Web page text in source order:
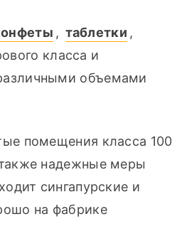
, таблетки
класса и
объемами
помещения класса 100
надежные меры
сингапурские и
на фабрике